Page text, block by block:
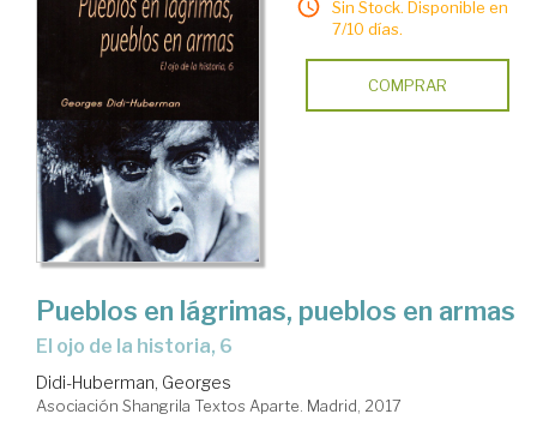
Sin Stock. Disponible en
7/10 días.
COMPRAR
Pueblos en lágrimas, pueblos en armas
El ojo de la historia, 6
Didi-Huberman, Georges
Asociación Shangrila Textos Aparte. Madrid, 2017